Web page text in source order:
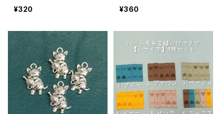
ぐるみの目のパーツ）
¥320
VE」＆ハート毛糸玉
¥360